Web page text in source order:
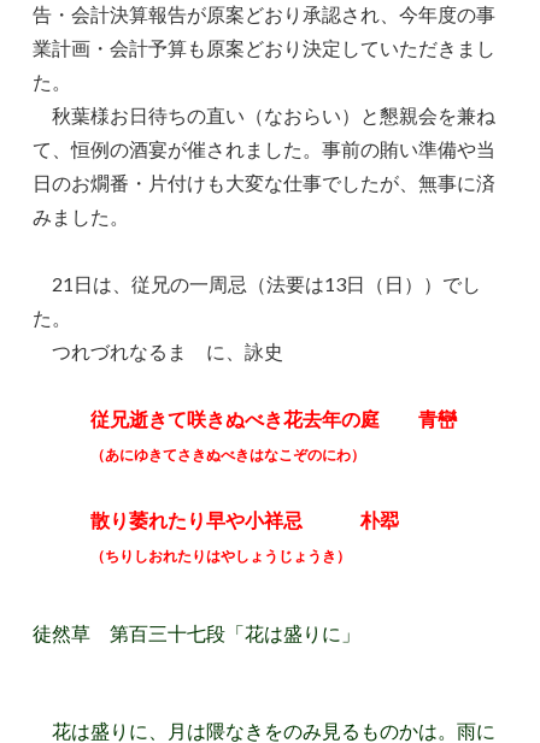
告・会計決算報告が原案どおり承認され、今年度の事
業計画・会計予算も原案どおり決定していただきまし
た。
秋葉様お日待ちの直い（なおらい）と懇親会を兼ね
て、恒例の酒宴が催されました。事前の賄い準備や当
日のお燗番・片付けも大変な仕事でしたが、無事に済
みました。
21日は、従兄の一周忌（法要は13日（日））でし
た。
つれづれなるまゝに、詠史
従兄逝きて咲きぬべき花去年の庭 青巒
（あにゆきてさきぬべきはなこぞのにわ）
散り萎れたり早や小祥忌 朴翆
（ちりしおれたりはやしょうじょうき）
徒然草 第百三十七段「花は盛りに」
花は盛りに、月は隈なきをのみ見るものかは。雨に